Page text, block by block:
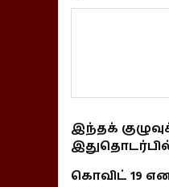
இந்தக்
இதுதொடர்பில்
கொவிட் 19